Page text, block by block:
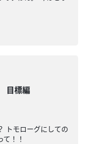
目標編
トモローグにしての
！！